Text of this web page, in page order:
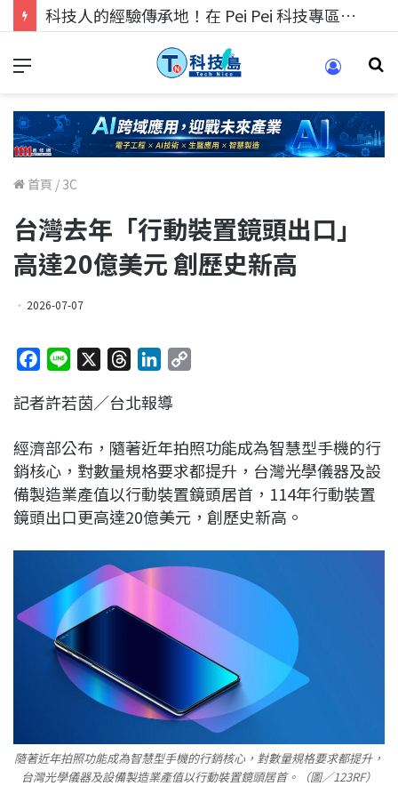
科技人的經驗傳承地！在 Pei Pei 科技專區，與學弟妹交流最硬核的技術
首頁 / 3C
台灣去年「行動裝置鏡頭出口」
高達20億美元 創歷史新高
2026-07-07
c
b
o
o
k
n
r
a
d
s
n
e
d
I
n
L
i
n
k
記者許若茵／台北報導
經濟部公布，隨著近年拍照功能成為智慧型手機的行
銷核心，對數量規格要求都提升，台灣光學儀器及設
備製造業產值以行動裝置鏡頭居首，114年行動裝置
鏡頭出口更高達20億美元，創歷史新高。
隨著近年拍照功能成為智慧型手機的行銷核心，對數量規格要求都提升，
台灣光學儀器及設備製造業產值以行動裝置鏡頭居首。（圖／123RF）